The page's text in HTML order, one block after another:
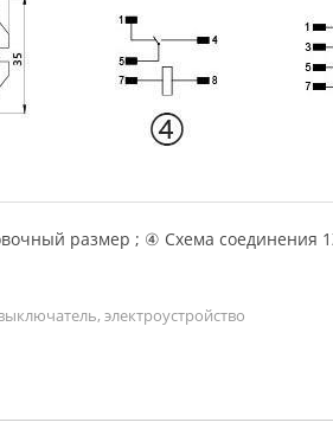
размер ; ④ Схема соединения
электроустройство